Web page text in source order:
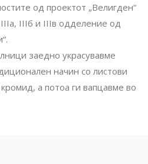
од проектот „Велигден“
IIIб и IIIв одделение од
заедно украсувавме
начин со листови
а потоа ги вапцавме во